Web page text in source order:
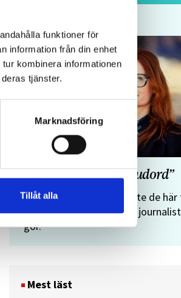
funktioner för
information från din enhet
kombinera informationen
tjänster.
Marknadsföring
Tillåt alla
”Journalistens tio budord”
Malin Crona:
Följer du inte de
budorden? Då är det inte
gör.
Mest läst